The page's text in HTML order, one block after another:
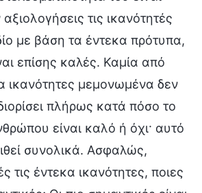
τις ικανότητές
με βάση τα έντεκα πρότυπα,
επίσης καλές. Καμία από
ικανότητες μεμονωμένα δεν
πλήρως κατά πόσο το
είναι καλό ή όχι· αυτό
συνολικά. Ασφαλώς,
τις έντεκα ικανότητες, ποιες